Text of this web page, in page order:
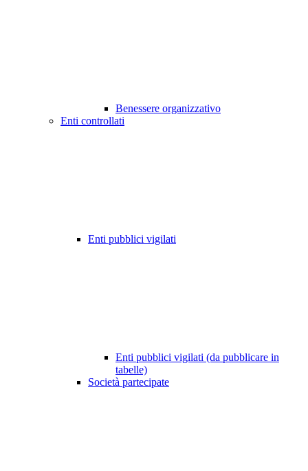
Benessere organizzativo
Enti controllati
Enti pubblici vigilati
Enti pubblici vigilati (da pubblicare in
tabelle)
Società partecipate